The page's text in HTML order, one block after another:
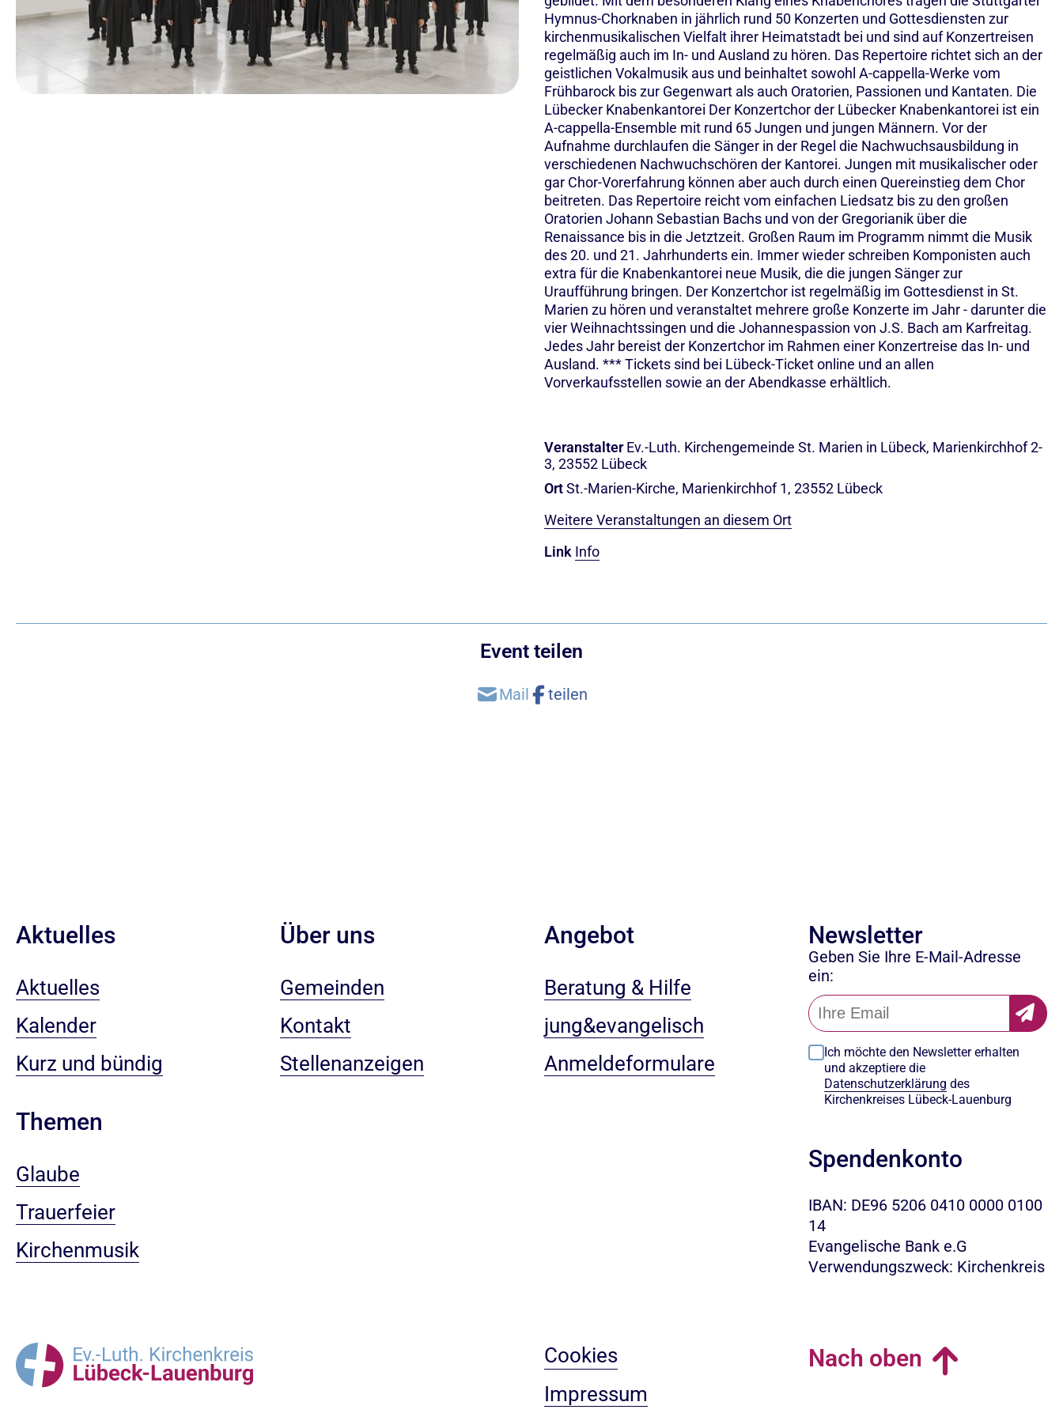
Hymnus-Chorknaben in jährlich rund 50 Konzerten und Gottesdiensten zur
kirchenmusikalischen Vielfalt ihrer Heimatstadt bei und sind auf Konzertreisen
regelmäßig auch im In- und Ausland zu hören. Das Repertoire richtet sich an der
geistlichen Vokalmusik aus und beinhaltet sowohl A-cappella-Werke vom
Frühbarock bis zur Gegenwart als auch Oratorien, Passionen und Kantaten. Die
Lübecker Knabenkantorei Der Konzertchor der Lübecker Knabenkantorei ist ein
A-cappella-Ensemble mit rund 65 Jungen und jungen Männern. Vor der
Aufnahme durchlaufen die Sänger in der Regel die Nachwuchsausbildung in
verschiedenen Nachwuchschören der Kantorei. Jungen mit musikalischer oder
gar Chor-Vorerfahrung können aber auch durch einen Quereinstieg dem Chor
beitreten. Das Repertoire reicht vom einfachen Liedsatz bis zu den großen
Oratorien Johann Sebastian Bachs und von der Gregorianik über die
Renaissance bis in die Jetztzeit. Großen Raum im Programm nimmt die Musik
des 20. und 21. Jahrhunderts ein. Immer wieder schreiben Komponisten auch
extra für die Knabenkantorei neue Musik, die die jungen Sänger zur
Uraufführung bringen. Der Konzertchor ist regelmäßig im Gottesdienst in St.
Marien zu hören und veranstaltet mehrere große Konzerte im Jahr - darunter die
vier Weihnachtssingen und die Johannespassion von J.S. Bach am Karfreitag.
Jedes Jahr bereist der Konzertchor im Rahmen einer Konzertreise das In- und
Ausland. *** Tickets sind bei Lübeck-Ticket online und an allen
Vorverkaufsstellen sowie an der Abendkasse erhältlich.
Veranstalter Ev.-Luth. Kirchengemeinde St. Marien in Lübeck, Marienkirchhof 2-
3, 23552 Lübeck
OrtSt.-Marien-Kirche, Marienkirchhof 1, 23552 Lübeck
Weitere Veranstaltungen an diesem Ort
Link Info
Event teilen
Aktuelles
Aktuelles
Kalender
Kurz und bündig
Themen
Glaube
Trauerfeier
Kirchenmusik
Über uns
Gemeinden
Kontakt
Stellenanzeigen
Angebot
Beratung & Hilfe
jung&evangelisch
Anmeldeformulare
Newsletter
Geben Sie Ihre E-Mail-Adresse
ein:
Ich möchte den Newsletter erhalten
und akzeptiere die
Datenschutzerklärung des
Kirchenkreises Lübeck-Lauenburg
Spendenkonto
IBAN: DE96 5206 0410 0000 0100
14
Evangelische Bank e.G
Verwendungszweck: Kirchenkreis
Cookies
Impressum
Nach oben